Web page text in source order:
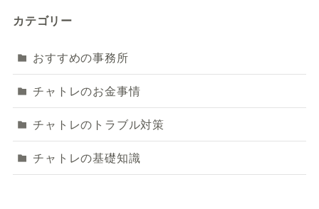
カテゴリー
おすすめの事務所
チャトレのお金事情
チャトレのトラブル対策
チャトレの基礎知識